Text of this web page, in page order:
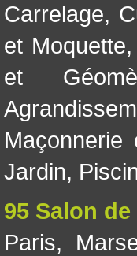
Carrelage,
et Moquette,
et
Maçonnerie
Jardin,
95 Salon
Paris,